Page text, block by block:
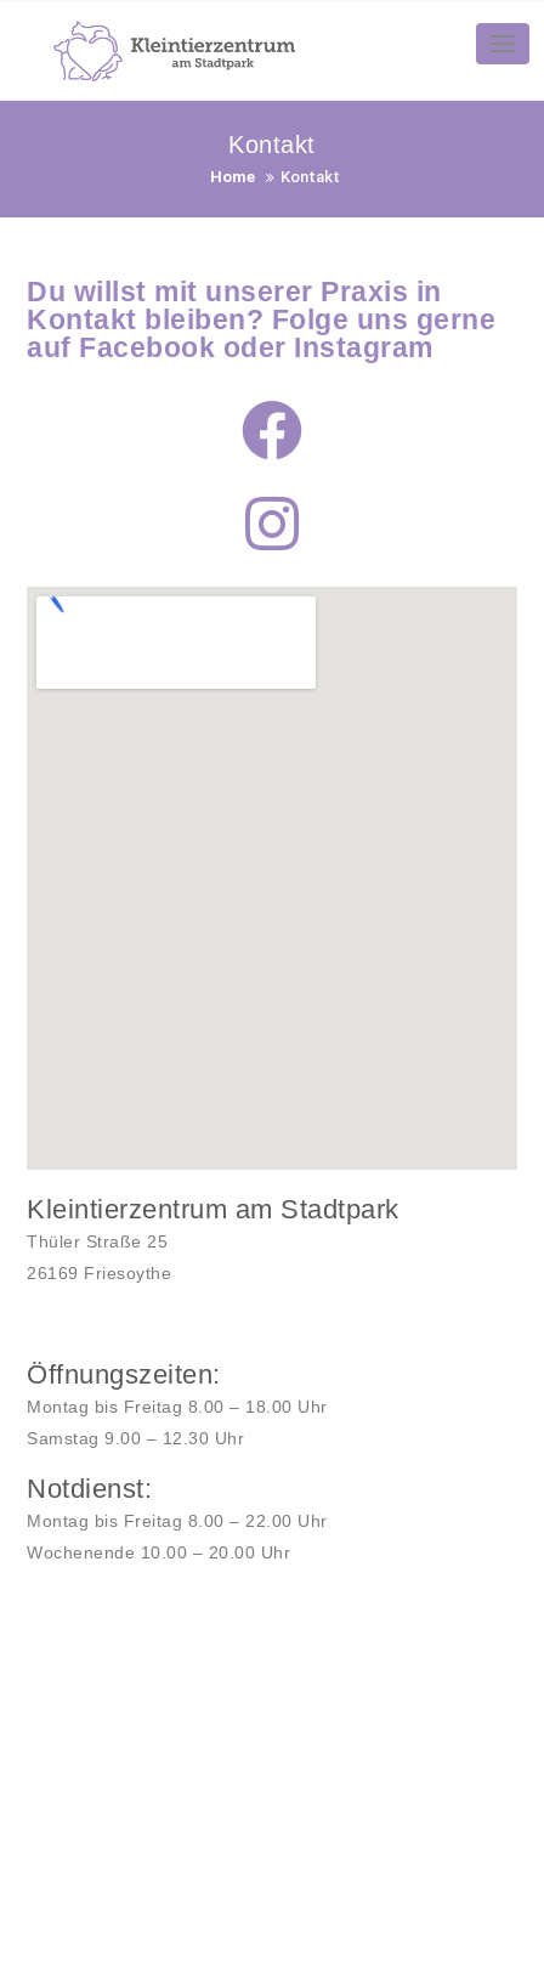
Kontakt
Home Kontakt
Du willst mit unserer Praxis in
Kontakt bleiben? Folge uns gerne
auf Facebook oder Instagram
Kleintierzentrum am Stadtpark
Thüler Straße 25
26169 Friesoythe
Öffnungszeiten:
Montag bis Freitag 8.00 – 18.00 Uhr
Samstag 9.00 – 12.30 Uhr
Notdienst:
Montag bis Freitag 8.00 – 22.00 Uhr
Wochenende 10.00 – 20.00 Uhr